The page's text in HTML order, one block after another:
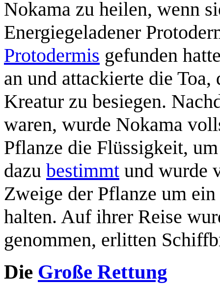
Nokama zu heilen, wenn
Energiegeladener
Protodermis gefunden
an und attackierte die
Kreatur zu besiegen.
waren, wurde Nokama
Pflanze die Flüssigkeit,
dazu bestimmt und wurde
Zweige der Pflanze um
halten. Auf ihrer Reise
genommen, erlitten
Die Große Rettung